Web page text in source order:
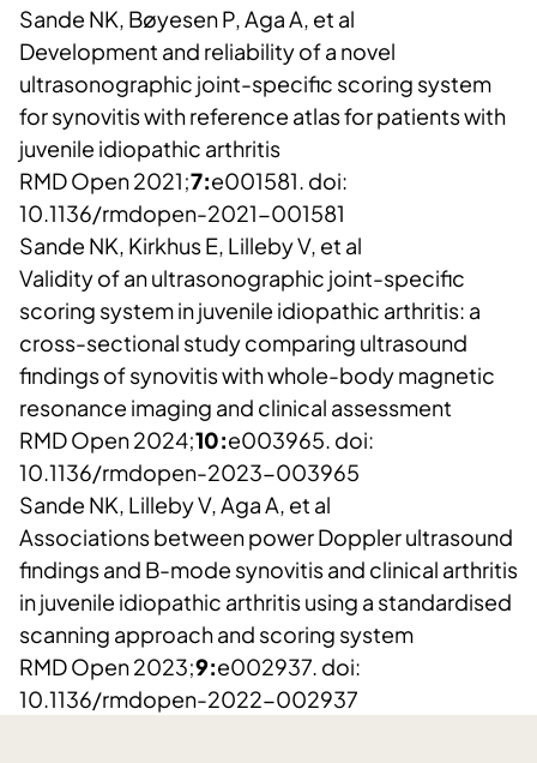
Sande NK, Bøyesen P, Aga A, et al
Development and reliability of a novel
ultrasonographic joint-specific scoring system
for synovitis with reference atlas for patients with
juvenile idiopathic arthritis
RMD Open 2021;7:e001581. doi:
10.1136/rmdopen-2021-001581
Sande NK, Kirkhus E, Lilleby V, et al
Validity of an ultrasonographic joint-specific
scoring system in juvenile idiopathic arthritis: a
cross-sectional study comparing ultrasound
findings of synovitis with whole-body magnetic
resonance imaging and clinical assessment
RMD Open 2024;10:e003965. doi:
10.1136/rmdopen-2023-003965
Sande NK, Lilleby V, Aga A, et al
Associations between power Doppler ultrasound
findings and B-mode synovitis and clinical arthritis
in juvenile idiopathic arthritis using a standardised
scanning approach and scoring system
RMD Open 2023;9:e002937. doi:
10.1136/rmdopen-2022-002937